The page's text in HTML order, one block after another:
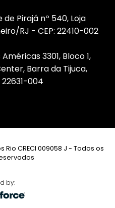
Pirajá nº 540, Loja
RJ - CEP: 22410-002
3301, Bloco 1,
Barra da Tijuca,
004
CRECI 009058 J - Todos os
by: